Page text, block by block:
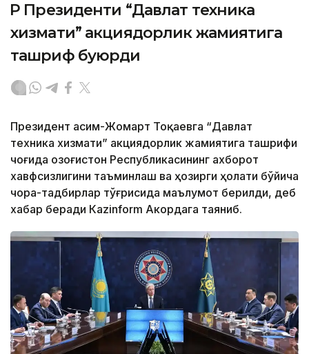
ҚР Президенти “Давлат техника
хизмати” акциядорлик жамиятига
ташриф буюрди
Президент Қасим-Жомарт Тоқаевга “Давлат
техника хизмати” акциядорлик жамиятига ташрифи
чоғида Қозоғистон Республикасининг ахборот
хавфсизлигини таъминлаш ва ҳозирги ҳолати бўйича
чора-тадбирлар тўғрисида маълумот берилди, деб
хабар беради Каzinform Акордага таяниб.